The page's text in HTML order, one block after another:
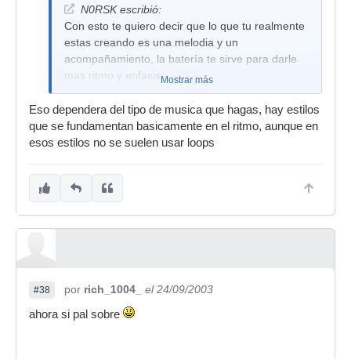
N0RSK escribió:
Con esto te quiero decir que lo que tu realmente
estas creando es una melodia y un
acompañamiento, la batería te sirve para darle
mas ritmo y enfasis Mostrar más
Eso dependera del tipo de musica que hagas, hay estilos
que se fundamentan basicamente en el ritmo, aunque en
esos estilos no se suelen usar loops
#38 por rich_1004_
el 24/09/2003
ahora si pal sobre